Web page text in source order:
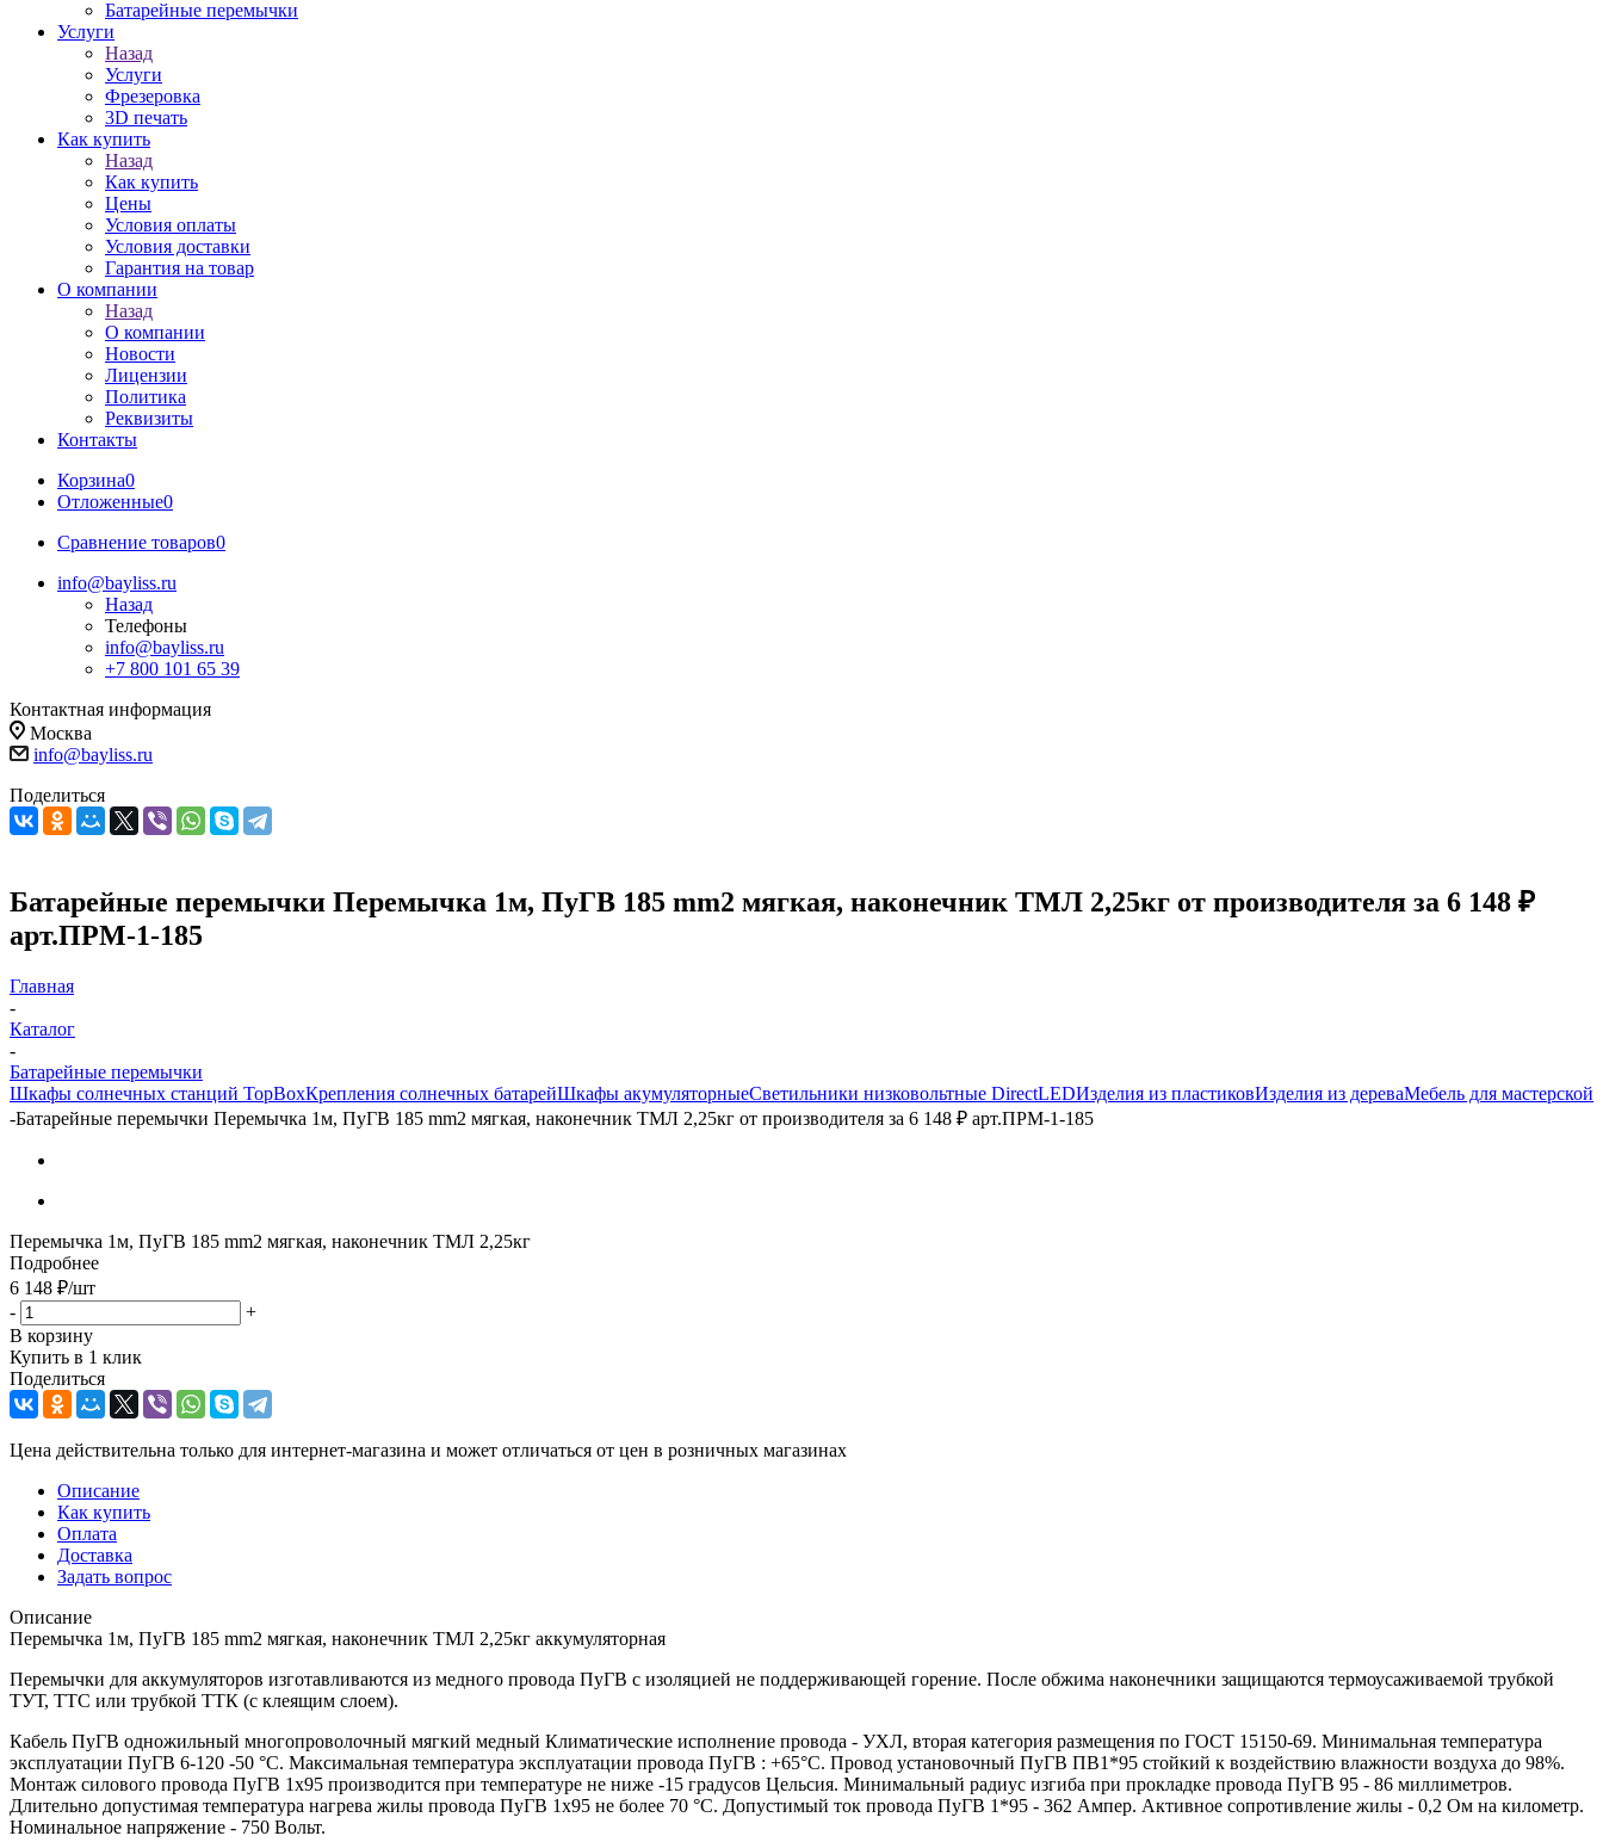
Батарейные перемычки
Услуги
Назад
Услуги
Фрезеровка
3D печать
Как купить
Назад
Как купить
Цены
Условия оплаты
Условия доставки
Гарантия на товар
О компании
Назад
О компании
Новости
Лицензии
Политика
Реквизиты
Контакты
Корзина0
Отложенные0
Сравнение товаров0
info@bayliss.ru
Назад
Телефоны
info@bayliss.ru
+7 800 101 65 39
Контактная информация
Москва
info@bayliss.ru
Поделиться
Батарейные перемычки Перемычка 1м, ПуГВ 185 mm2 мягкая, наконечник ТМЛ 2,25кг от производителя за 6 148 ₽
арт.ПРМ-1-185
Главная
-
Каталог
-
Батарейные перемычки
Шкафы солнечных станций TopBoxКрепления солнечных батарейШкафы акумуляторныеСветильники низковольтные DirectLEDИзделия из пластиковИзделия из дереваМебель для мастерской
-Батарейные перемычки Перемычка 1м, ПуГВ 185 mm2 мягкая, наконечник ТМЛ 2,25кг от производителя за 6 148 ₽ арт.ПРМ-1-185
Перемычка 1м, ПуГВ 185 mm2 мягкая, наконечник ТМЛ 2,25кг
Подробнее
6 148 ₽/шт
-
+
В корзину
Купить в 1 клик
Поделиться
Цена действительна только для интернет-магазина и может отличаться от цен в розничных магазинах
Описание
Как купить
Оплата
Доставка
Задать вопрос
Описание
Перемычка 1м, ПуГВ 185 mm2 мягкая, наконечник ТМЛ 2,25кг аккумуляторная
Перемычки для аккумуляторов изготавливаются из медного провода ПуГВ с изоляцией не поддерживающей горение. После обжима наконечники защищаются термоусаживаемой трубкой
ТУТ, ТТС или трубкой ТТК (с клеящим слоем).
Кабель ПуГВ одножильный многопроволочный мягкий медный Климатические исполнение провода - УХЛ, вторая категория размещения по ГОСТ 15150-69. Минимальная температура
эксплуатации ПуГВ 6-120 -50 °С. Максимальная температура эксплуатации провода ПуГВ : +65°С. Провод установочный ПуГВ ПВ1*95 стойкий к воздействию влажности воздуха до 98%.
Монтаж силового провода ПуГВ 1х95 производится при температуре не ниже -15 градусов Цельсия. Минимальный радиус изгиба при прокладке провода ПуГВ 95 - 86 миллиметров.
Длительно допустимая температура нагрева жилы провода ПуГВ 1х95 не более 70 °С. Допустимый ток провода ПуГВ 1*95 - 362 Ампер. Активное сопротивление жилы - 0,2 Ом на километр.
Номинальное напряжение - 750 Вольт.